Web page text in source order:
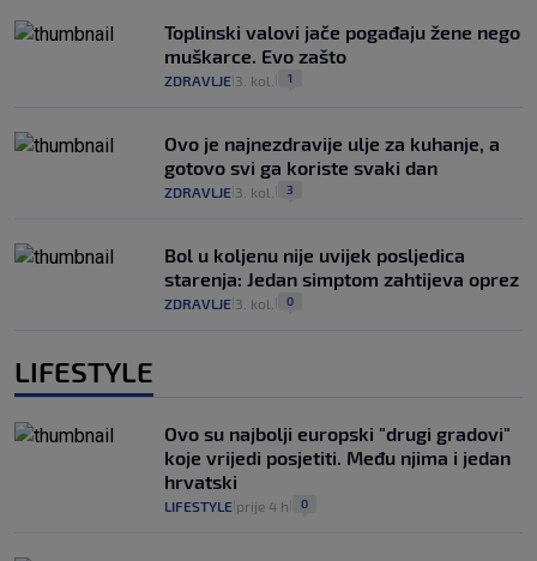
Toplinski valovi jače pogađaju žene nego
muškarce. Evo zašto
ZDRAVLJE 3. kol. 1
Ovo je najnezdravije ulje za kuhanje, a
gotovo svi ga koriste svaki dan
ZDRAVLJE 3. kol. 3
Bol u koljenu nije uvijek posljedica
starenja: Jedan simptom zahtijeva oprez
ZDRAVLJE 3. kol. 0
LIFESTYLE
Ovo su najbolji europski "drugi gradovi"
koje vrijedi posjetiti. Među njima i jedan
hrvatski
LIFESTYLE prije 4 h 0